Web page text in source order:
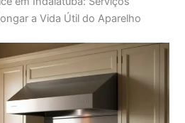
a Vida Útil do Aparelho